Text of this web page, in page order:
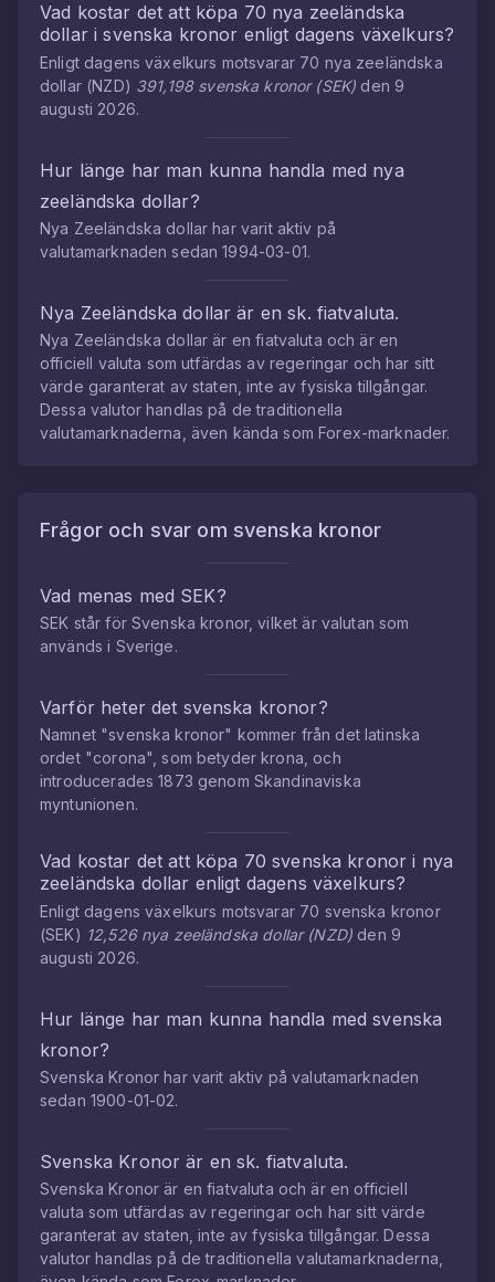
Vad kostar det att köpa 70 nya zeeländska
dollarisvenska kronor enligt dagens växelkurs?
Enligt dagens växelkurs motsvarar 70 nya zeeländska
dollar(NZD) 391,198 svenska kronor(SEK) den 9
augusti 2026.
Hur länge har man kunna handla med nya
zeeländska dollar?
Nya Zeeländska dollar har varit aktiv på
valutamarknaden sedan1994-03-01.
Nya Zeeländska dollar är en sk. fiatvaluta.
Nya Zeeländska dollar är en fiatvaluta och är en
officiell valuta som utfärdas av regeringar och har sitt
värde garanterat av staten, inte av fysiska tillgångar.
Dessa valutor handlas på de traditionella
valutamarknaderna, även kända som Forex-marknader.
Frågor och svar om svenska kronor
Vad menas med SEK?
SEK står för Svenska kronor, vilket är valutan som
används i Sverige.
Varför heter det svenska kronor?
Namnet "svenska kronor" kommer från det latinska
ordet "corona", som betyder krona, och
introducerades 1873 genom Skandinaviska
myntunionen.
Vad kostar det att köpa 70svenska kronor i nya
zeeländska dollar enligt dagens växelkurs?
Enligt dagens växelkurs motsvarar 70 svenska kronor
(SEK) 12,526 nya zeeländska dollar(NZD) den 9
augusti 2026.
Hur länge har man kunna handla medsvenska
kronor?
Svenska Kronor har varit aktiv på valutamarknaden
sedan 1900-01-02.
Svenska Kronor är en sk. fiatvaluta.
Svenska Kronor är en fiatvaluta och är en officiell
valuta som utfärdas av regeringar och har sitt värde
garanterat av staten, inte av fysiska tillgångar. Dessa
valutor handlas på de traditionella valutamarknaderna,